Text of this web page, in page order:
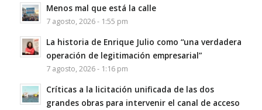
Menos mal que está la calle
7 agosto, 2026 - 1:55 pm
La historia de Enrique Julio como “una verdadera
operación de legitimación empresarial”
7 agosto, 2026 - 1:16 pm
Críticas a la licitación unificada de las dos
grandes obras para intervenir el canal de acceso